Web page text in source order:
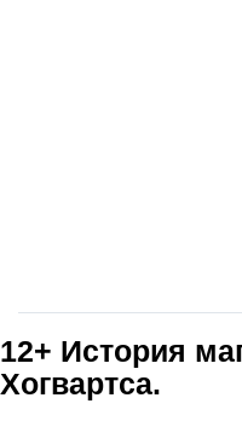
12+ История
Хогвартса.